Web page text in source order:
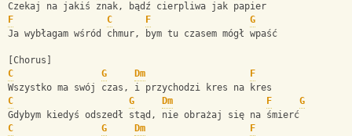
Czekaj na jakiś znak, bądź cierpliwa jak papier
F
C F
G
Ja wybłagam wśród chmur, bym tu czasem mógł wpaść
[Chorus]
C
G Dm
F
Wszystko ma swój czas, i przychodzi kres na kres
C
G Dm F
G
Gdybym kiedyś odszedł stąd, nie obrażaj się na śmierć
C
G Dm
F